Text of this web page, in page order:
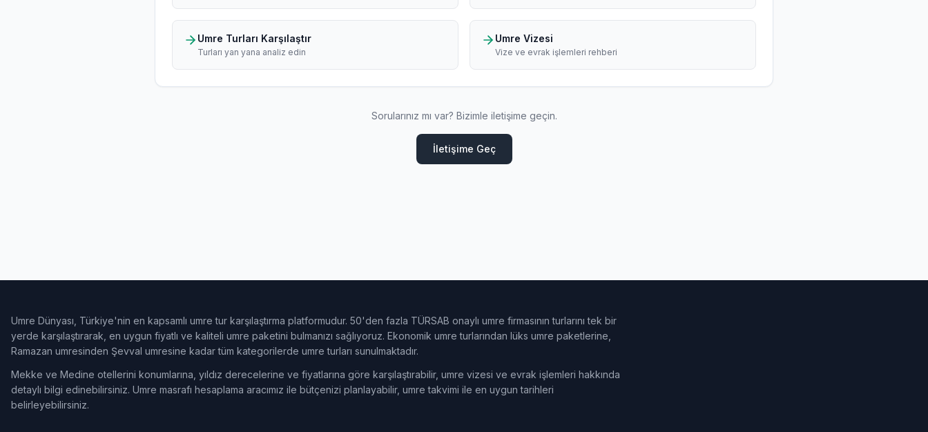
Umre Turları Karşılaştır
Turları yan yana analiz edin
Umre Vizesi
Vize ve evrak işlemleri rehberi
Sorularınız mı var? Bizimle iletişime geçin.
İletişime Geç
Umre Dünyası, Türkiye'nin en kapsamlı umre tur karşılaştırma platformudur. 50'den fazla TÜRSAB onaylı umre firmasının turlarını tek bir
yerde karşılaştırarak, en uygun fiyatlı ve kaliteli umre paketini bulmanızı sağlıyoruz. Ekonomik umre turlarından lüks umre paketlerine,
Ramazan umresinden Şevval umresine kadar tüm kategorilerde umre turları sunulmaktadır.
Mekke ve Medine otellerini konumlarına, yıldız derecelerine ve fiyatlarına göre karşılaştırabilir, umre vizesi ve evrak işlemleri hakkında
detaylı bilgi edinebilirsiniz. Umre masrafı hesaplama aracımız ile bütçenizi planlayabilir, umre takvimi ile en uygun tarihleri
belirleyebilirsiniz.